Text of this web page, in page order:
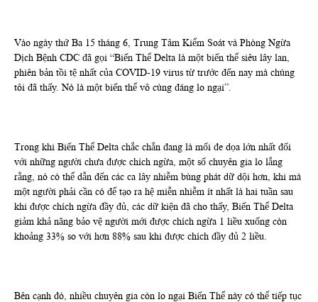
Vào ngày thứ Ba 15 tháng 6, Trung Tâm Kiểm Soát và Phòng Ngừa
Dịch Bệnh CDC đã gọi “Biến Thể Delta là một biến thể siêu lây lan,
phiên bản tồi tệ nhất của COVID-19 virus từ trước đến nay mà chúng
tôi đã thấy. Nó là một biến thể vô cùng đáng lo ngại”.
Trong khi Biến Thể Delta chắc chắn đang là mối đe dọa lớn nhất đối
với những người chưa được chích ngừa, một số chuyên gia lo lắng
rằng, nó có thể dẫn đến các ca lây nhiễm bùng phát dữ dội hơn, khi mà
một người phải cần có để tạo ra hệ miễn nhiễm ít nhất là hai tuần sau
khi được chích ngừa đầy đủ, các dữ kiện đã cho thấy, Biến Thể Delta
giảm khả năng bảo vệ người mới được chích ngừa 1 liều xuống còn
khoảng 33% so với hơn 88% sau khi được chích đầy đủ 2 liều.
Bên cạnh đó, nhiều chuyên gia còn lo ngại Biến Thể này có thể tiếp tục